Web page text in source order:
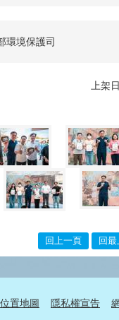
環境保護司
上架
回上一頁 回
位置地圖 隱私權宣告